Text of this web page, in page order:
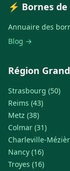
⚡ Bornes
Annuaire des
Blog →
Région
Strasbourg (50)
Reims (43)
Metz (38)
Colmar (31)
Charleville-
Nancy (16)
Troyes (16)